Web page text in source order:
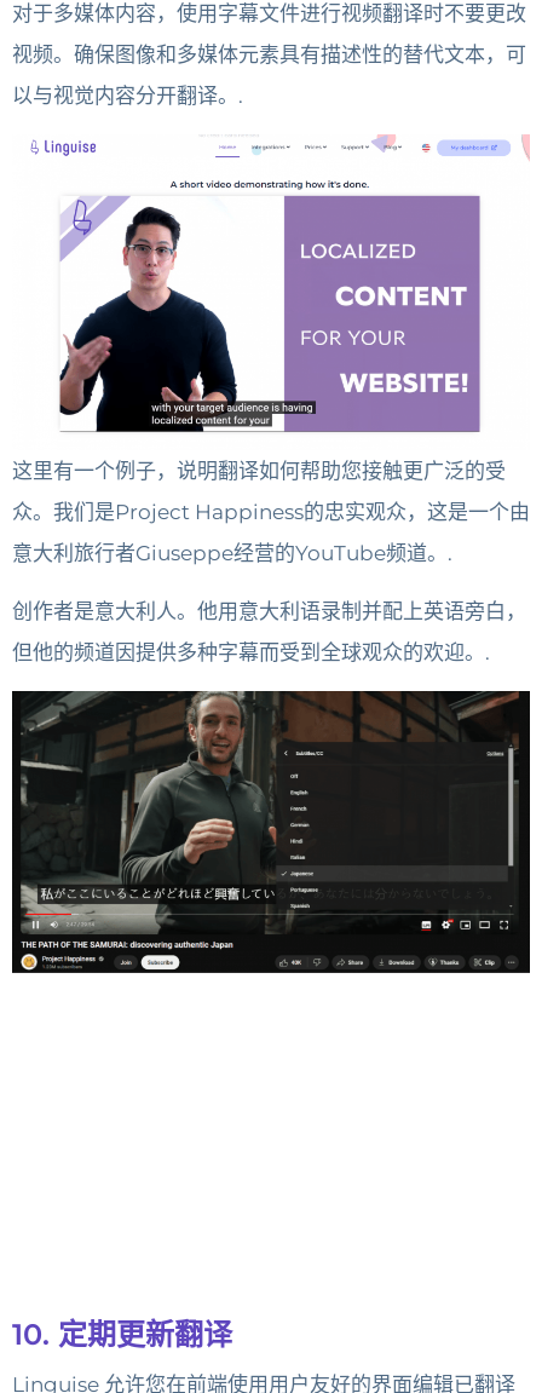
对于多媒体内容，使用字幕文件进行视频翻译时不要更改
视频。确保图像和多媒体元素具有描述性的替代文本，可
以与视觉内容分开翻译。.
这里有一个例子，说明翻译如何帮助您接触更广泛的受
众。我们是Project Happiness的忠实观众，这是一个由
意大利旅行者Giuseppe经营的YouTube频道。.
创作者是意大利人。他用意大利语录制并配上英语旁白，
但他的频道因提供多种字幕而受到全球观众的欢迎。.
10. 定期更新翻译
Linguise 允许您在前端使用用户友好的界面编辑已翻译